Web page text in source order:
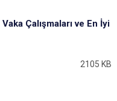
Çalışmaları ve En İyi
2105 KB